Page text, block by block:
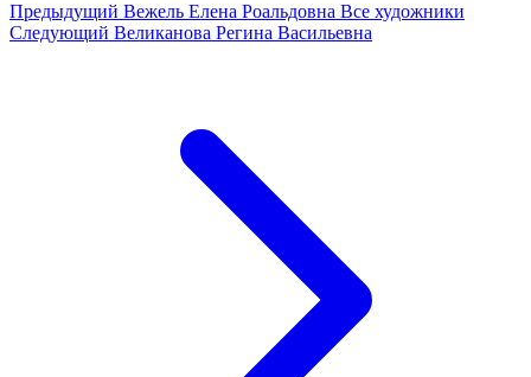
Предыдущий Вежель Елена Роальдовна Все художники
Следующий Великанова Регина Васильевна